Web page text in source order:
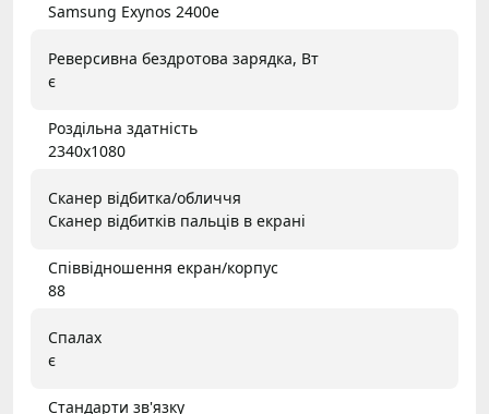
Samsung Exynos 2400e
Реверсивна бездротова зарядка, Вт
є
Роздільна здатність
2340x1080
Сканер відбитка/обличчя
Сканер відбитків пальців в екрані
Співвідношення екран/корпус
88
Спалах
є
Стандарти зв'язку